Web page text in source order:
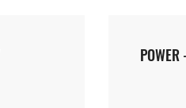
POWER